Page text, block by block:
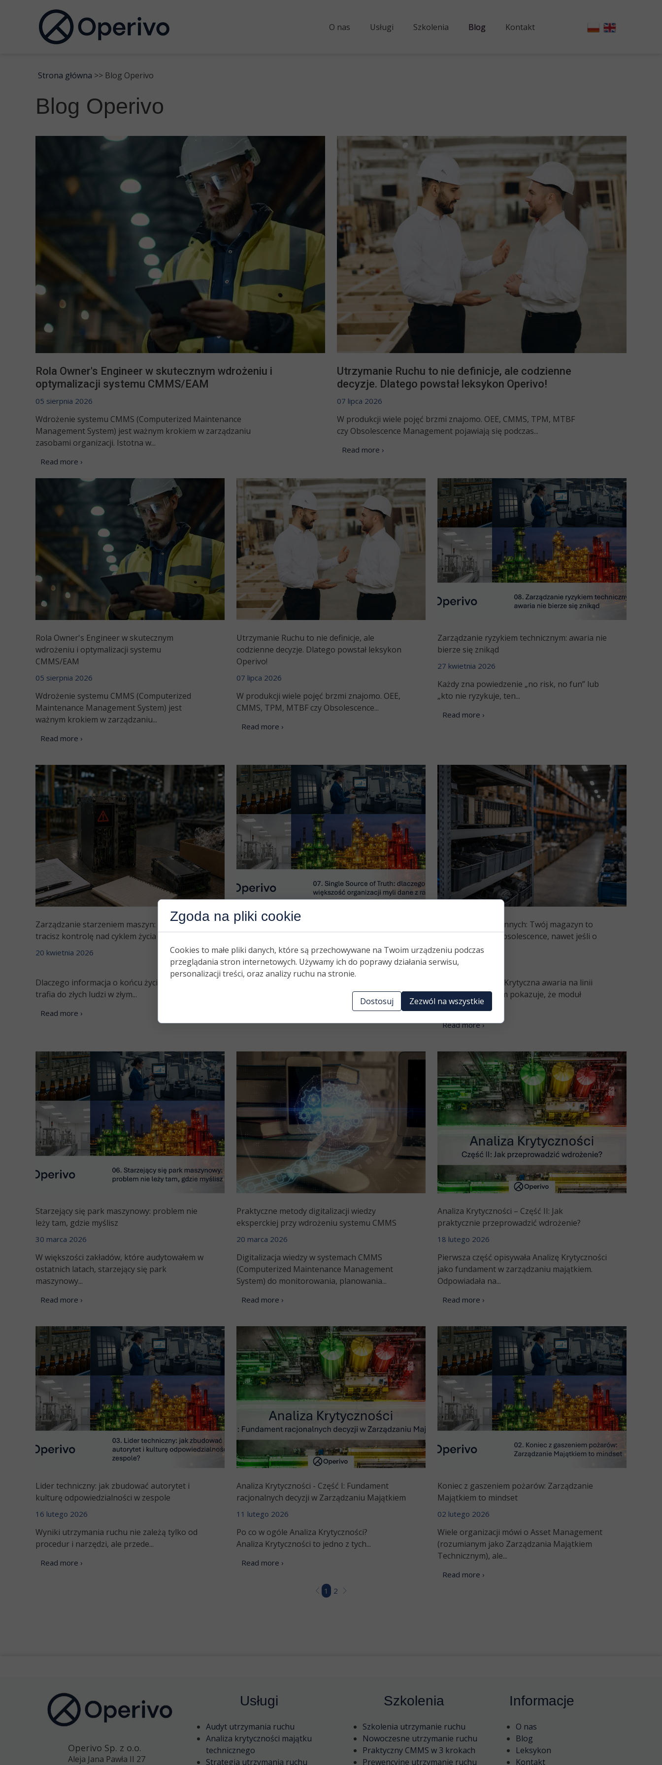
O nas
Usługi
Wdrożenie i operacjonalizacja CMMS/EAM
Opracowanie struktury majątku technicznego
Mierzenie efektywności UR
Szkolenia
Zarządzanie Starzeniem Maszyn
Praktyka Bezpieczeństwa Operacyjnego
Blog
Kontakt
Strona główna >> Blog Operivo
Blog Operivo
Rola Owner's Engineer w skutecznym wdrożeniu i
optymalizacji systemu CMMS/EAM
05 sierpnia 2026
Wdrożenie systemu CMMS (Computerized Maintenance
Management System) jest ważnym krokiem w zarządzaniu
zasobami organizacji. Istotna w...
Read more ›
Utrzymanie Ruchu to nie definicje, ale codzienne
decyzje. Dlatego powstał leksykon Operivo!
07 lipca 2026
W produkcji wiele pojęć brzmi znajomo. OEE, CMMS, TPM, MTBF
czy Obsolescence Management pojawiają się podczas...
Read more ›
Rola Owner's Engineer w skutecznym
wdrożeniu i optymalizacji systemu
CMMS/EAM
05 sierpnia 2026
Wdrożenie systemu CMMS (Computerized
Maintenance Management System) jest
ważnym krokiem w zarządzaniu...
Read more ›
Utrzymanie Ruchu to nie definicje, ale
codzienne decyzje. Dlatego powstał leksykon
Operivo!
07 lipca 2026
W produkcji wiele pojęć brzmi znajomo. OEE,
CMMS, TPM, MTBF czy Obsolescence...
Read more ›
Zarządzanie ryzykiem technicznym: awaria nie
bierze się znikąd
27 kwietnia 2026
Każdy zna powiedzenie „no risk, no fun” lub
„kto nie ryzykuje, ten...
Read more ›
Zarządzanie starzeniem maszyn: Dlaczego
tracisz kontrolę nad cyklem życia części?
20 kwietnia 2026
Dlaczego informacja o końcu życia produktu
trafia do złych ludzi w złym...
Read more ›
Single Source of Truth: dlaczego większość
13 kwietnia 2026
Dane?! Pewnie, że mamy dane! Mamy
Iluzja części zamiennych: Twój magazyn to
Twoja strategia obsolescence, nawet jeśli o
tym nie wiesz
01 kwietnia 2026
Otwierasz CMMS. Krytyczna awaria na linii
pakowania. System pokazuje, że moduł
zastępczy...
Read more ›
Starzejący się park maszynowy: problem nie
leży tam, gdzie myślisz
30 marca 2026
W większości zakładów, które audytowałem w
ostatnich latach, starzejący się park
maszynowy...
Read more ›
Praktyczne metody digitalizacji wiedzy
eksperckiej przy wdrożeniu systemu CMMS
20 marca 2026
Digitalizacja wiedzy w systemach CMMS
(Computerized Maintenance Management
System) do monitorowania, planowania...
Read more ›
Analiza Krytyczności – Część II: Jak
praktycznie przeprowadzić wdrożenie?
18 lutego 2026
Pierwsza część opisywała Analizę Krytyczności
jako fundament w zarządzaniu majątkiem.
Odpowiadała na...
Read more ›
Lider techniczny: jak zbudować autorytet i
kulturę odpowiedzialności w zespole
16 lutego 2026
Wyniki utrzymania ruchu nie zależą tylko od
procedur i narzędzi, ale przede...
Read more ›
Analiza Krytyczności - Część I: Fundament
racjonalnych decyzji w Zarządzaniu Majątkiem
11 lutego 2026
Po co w ogóle Analiza Krytyczności?
Analiza Krytyczności to jedno z tych...
Read more ›
Koniec z gaszeniem pożarów: Zarządzanie
Majątkiem to mindset
02 lutego 2026
Wiele organizacji mówi o Asset Management
(rozumianym jako Zarządzania Majątkiem
Technicznym), ale...
Read more ›
1
2
Operivo Sp. z o.o.
Aleja Jana Pawła II 27
Informacje
O nas
Blog
Leksykon
Kontakt
Szkolenia
Szkolenia utrzymanie ruchu
Nowoczesne utrzymanie ruchu
Praktyczny CMMS w 3 krokach
Prewencyjne utrzymanie ruchu
Usługi
Audyt utrzymania ruchu
Analiza krytyczności majątku
technicznego
Strategia utrzymania ruchu
Zgoda na pliki cookie
Cookies to małe pliki danych, które są przechowywane na Twoim urządzeniu podczas
przeglądania stron internetowych. Używamy ich do poprawy działania serwisu,
personalizacji treści, oraz analizy ruchu na stronie.
Dostosuj Zezwól na wszystkie